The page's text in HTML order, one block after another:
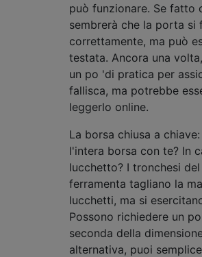
può funzionare. Se fatto
sembrerà che la porta si
correttamente, ma può
testata. Ancora una
un po 'di pratica per
fallisca, ma potrebbe
leggerlo online.
La borsa chiusa a
l'intera borsa con te? In
lucchetto? I tronchesi
ferramenta tagliano la
lucchetti, ma si
Possono richiedere un
seconda della
alternativa, puoi